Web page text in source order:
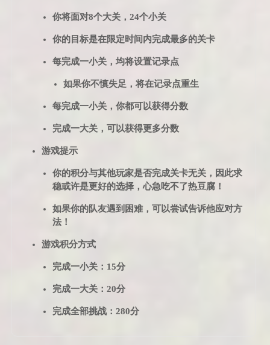
你将面对8个大关，24个小关
你的目标是在限定时间内完成最多的关卡
每完成一小关，均将设置记录点
如果你不慎失足，将在记录点重生
每完成一小关，你都可以获得分数
完成一大关，可以获得更多分数
游戏提示
你的积分与其他玩家是否完成关卡无关，因此求
稳或许是更好的选择，心急吃不了热豆腐！
如果你的队友遇到困难，可以尝试告诉他应对方
法！
游戏积分方式
完成一小关：15分
完成一大关：20分
完成全部挑战：280分